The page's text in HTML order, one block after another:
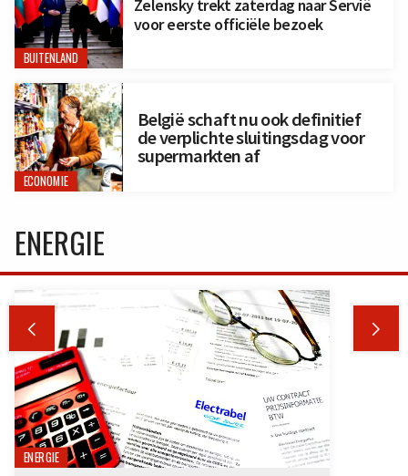
BUITENLAND
Zelensky trekt zaterdag naar Servië
voor eerste officiële bezoek
ECONOMIE
België schaft nu ook definitief
de verplichte sluitingsdag voor
supermarkten af
ENERGIE
 
ENERGIE